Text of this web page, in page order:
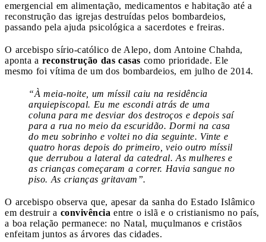
emergencial em alimentação, medicamentos e habitação até a
reconstrução das igrejas destruídas pelos bombardeios,
passando pela ajuda psicológica a sacerdotes e freiras.
O arcebispo sírio-católico de Alepo, dom Antoine Chahda,
aponta a reconstrução das casas como prioridade. Ele
mesmo foi vítima de um dos bombardeios, em julho de 2014.
“À meia-noite, um míssil caiu na residência
arquiepiscopal. Eu me escondi atrás de uma
coluna para me desviar dos destroços e depois saí
para a rua no meio da escuridão. Dormi na casa
do meu sobrinho e voltei no dia seguinte. Vinte e
quatro horas depois do primeiro, veio outro míssil
que derrubou a lateral da catedral. As mulheres e
as crianças começaram a correr. Havia sangue no
piso. As crianças gritavam”.
O arcebispo observa que, apesar da sanha do Estado Islâmico
em destruir a convivência entre o islã e o cristianismo no país,
a boa relação permanece: no Natal, muçulmanos e cristãos
enfeitam juntos as árvores das cidades.